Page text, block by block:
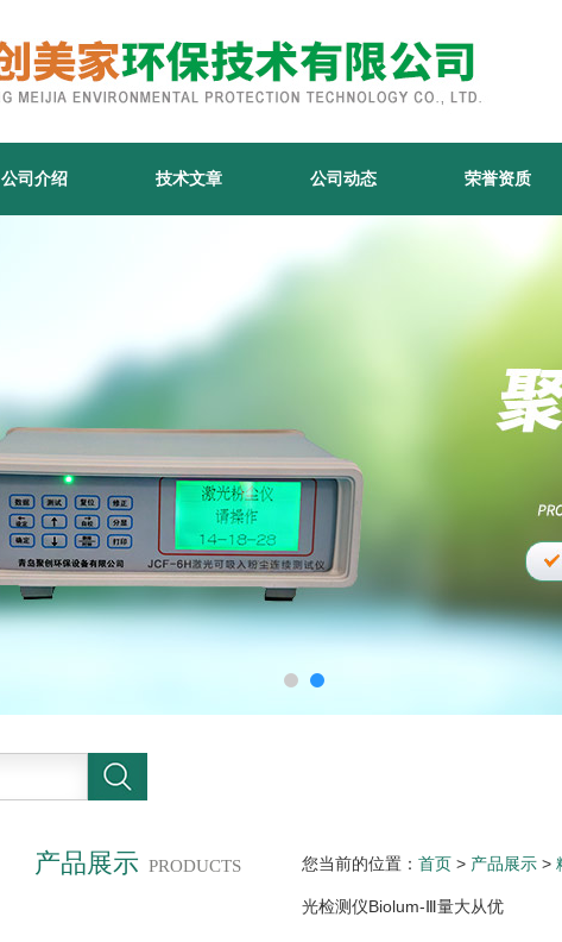
公司介绍 技术文章 公司动态 荣誉资质
产品展示 PRODUCTS 您当前的位置： 首页 > 产品展示 >
光检测仪Biolum-Ⅲ量大从优